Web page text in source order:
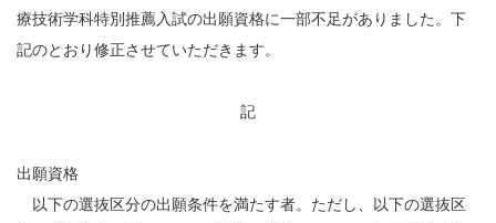
療技術学科特別推薦入試の出願資格に一部不足がありました。下
記のとおり修正させていただきます。
記
出願資格
以下の選抜区分の出願条件を満たす者。ただし、以下の選抜区